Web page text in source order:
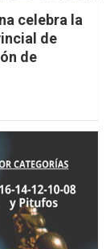
celebra la
de
de